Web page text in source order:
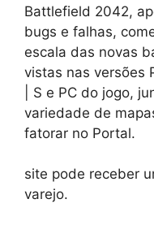
Battlefield 2042,
bugs e falhas,
escala das novas
vistas nas versões
| S e PC do jogo,
variedade de
fatorar no Portal.
site pode receber
varejo.